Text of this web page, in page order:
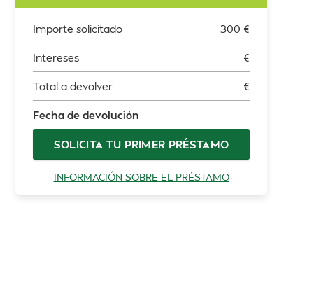
Importe solicitado 300 €
Intereses €
Total a devolver €
Fecha de devolución
SOLICITA TU PRIMER PRÉSTAMO
INFORMACIÓN SOBRE EL PRÉSTAMO